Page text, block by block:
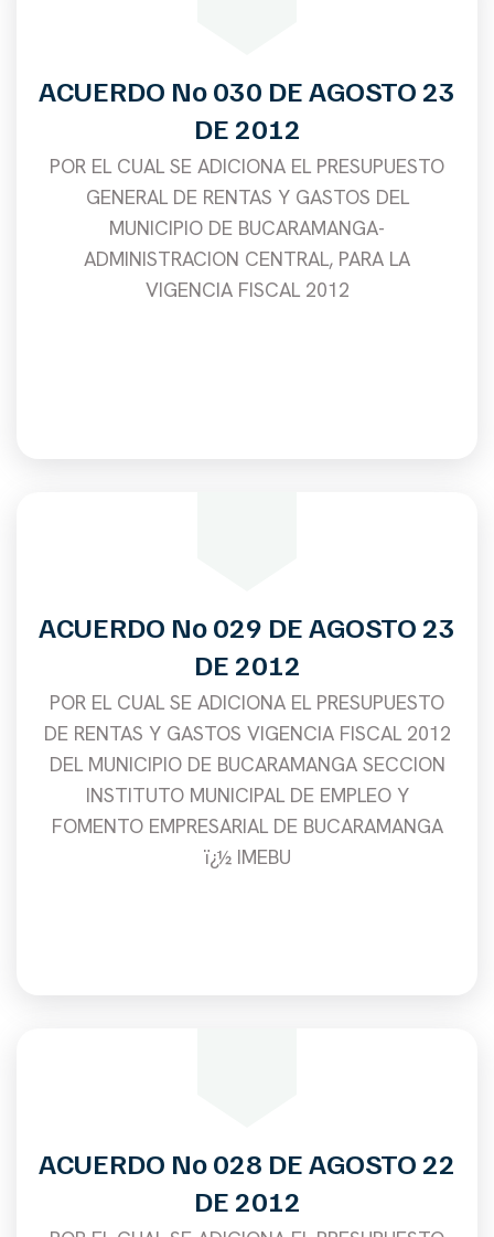
ACUERDO No 030 DE AGOSTO 23
DE 2012
POR EL CUAL SE ADICIONA EL PRESUPUESTO
GENERAL DE RENTAS Y GASTOS DEL
MUNICIPIO DE BUCARAMANGA-
ADMINISTRACION CENTRAL, PARA LA
VIGENCIA FISCAL 2012
ACUERDO No 029 DE AGOSTO 23
DE 2012
POR EL CUAL SE ADICIONA EL PRESUPUESTO
DE RENTAS Y GASTOS VIGENCIA FISCAL 2012
DEL MUNICIPIO DE BUCARAMANGA SECCION
INSTITUTO MUNICIPAL DE EMPLEO Y
FOMENTO EMPRESARIAL DE BUCARAMANGA
ï¿½ IMEBU
ACUERDO No 028 DE AGOSTO 22
DE 2012